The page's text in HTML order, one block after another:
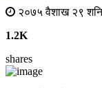
२०७५ वैशाख २९
1.2K
shares